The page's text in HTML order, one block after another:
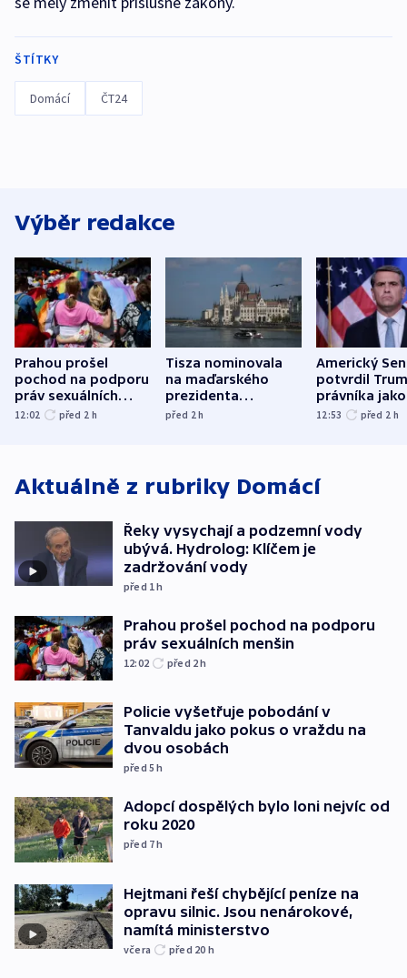
ŠTÍTKY
Domácí ČT24
Výběr redakce
Prahou prošel
pochod na podporu
práv sexuálních
menšin
12:02 před 2 h
Tisza nominovala
na maďarského
prezidenta
bývalého šéfa
před 2h
Americký
potvrdil
právníka jako
ministra
12:53 před 2 h
Aktuálně z rubriky Domácí
Řeky vysychají a podzemní vody
ubývá. Hydrolog: Klíčem je
zadržování vody
před 1h
Prahou prošel pochod na podporu
práv sexuálních menšin
12:02 před 2h
Policie vyšetřuje pobodání v
Tanvaldu jako pokus o vraždu na
dvou osobách
před 5h
Adopcí dospělých bylo loni nejvíc od
roku 2020
před 7h
Hejtmani řeší chybějící peníze na
opravu silnic. Jsou nenárokové,
namítá ministerstvo
včera před 20 h